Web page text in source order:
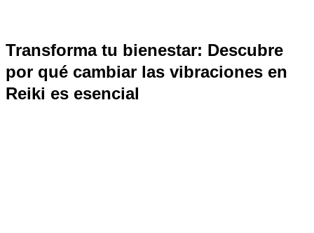
Transforma tu bienestar: Descubre
por qué cambiar las vibraciones en
Reiki es esencial